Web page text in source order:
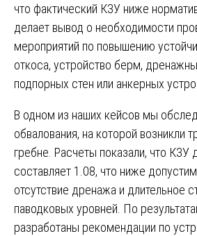
что фактический КЗУ ниже
делает вывод о необходимости
мероприятий по повышению
откоса, устройство берм,
подпорных стен или анкерных
В одном из наших кейсов мы
обвалования, на которой возникли
гребне. Расчеты показали, что КЗУ
составляет 1.08, что ниже
отсутствие дренажа и длительное
паводковых уровней. По
разработаны рекомендации по